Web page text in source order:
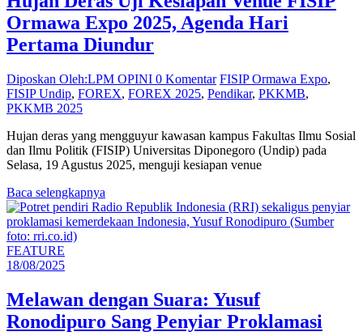
Ormawa Expo 2025, Agenda Hari
Pertama Diundur
Diposkan Oleh:LPM OPINI 0 Komentar FISIP Ormawa Expo,
FISIP Undip, FOREX, FOREX 2025, Pendikar, PKKMB,
PKKMB 2025
Hujan deras yang mengguyur kawasan kampus Fakultas Ilmu Sosial
dan Ilmu Politik (FISIP) Universitas Diponegoro (Undip) pada
Selasa, 19 Agustus 2025, menguji kesiapan venue
Baca selengkapnya
FEATURE
18/08/2025
Melawan dengan Suara: Yusuf
Ronodipuro Sang Penyiar Proklamasi